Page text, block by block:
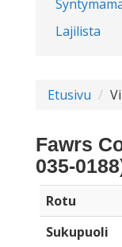
Lajilista
Etusivu
Fawrs
035-
Rotu
Sukupuoli